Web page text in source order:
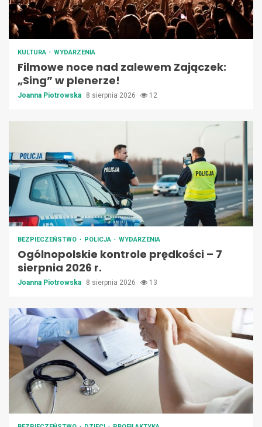
KULTURA WYDARZENIA
Filmowe noce nad zalewem Zajączek:
„Sing” w plenerze!
Joanna Piotrowska 8 sierpnia 2026 12
BEZPIECZEŃSTWO POLICJA WYDARZENIA
Ogólnopolskie kontrole prędkości – 7
sierpnia 2026 r.
Joanna Piotrowska 8 sierpnia 2026 13